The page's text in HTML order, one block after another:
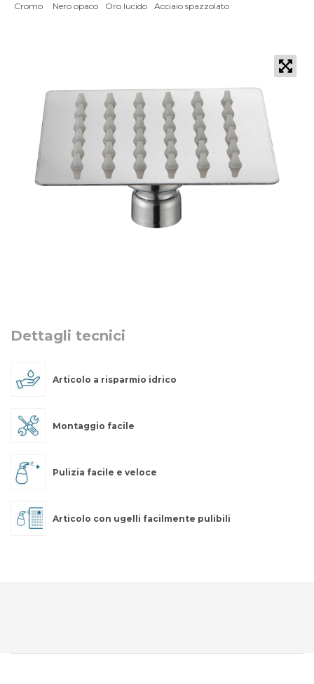
Cromo Nero opaco Oro lucido Acciaio spazzolato
Dettagli tecnici
Articolo a risparmio idrico
Montaggio facile
Pulizia facile e veloce
Articolo con ugelli facilmente pulibili